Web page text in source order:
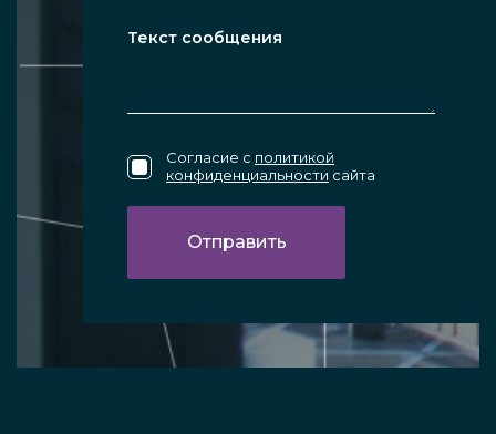
Согласие с политикой
конфиденциальности сайта